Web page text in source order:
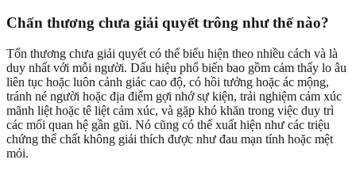
Chấn thương chưa giải quyết trông như thế nào?
Tổn thương chưa giải quyết có thể biểu hiện theo nhiều cách và là
duy nhất với mỗi người. Dấu hiệu phổ biến bao gồm cảm thấy lo âu
liên tục hoặc luôn cảnh giác cao độ, có hồi tưởng hoặc ác mộng,
tránh né người hoặc địa điểm gợi nhớ sự kiện, trải nghiệm cảm xúc
mãnh liệt hoặc tê liệt cảm xúc, và gặp khó khăn trong việc duy trì
các mối quan hệ gần gũi. Nó cũng có thể xuất hiện như các triệu
chứng thể chất không giải thích được như đau mạn tính hoặc mệt
mỏi.